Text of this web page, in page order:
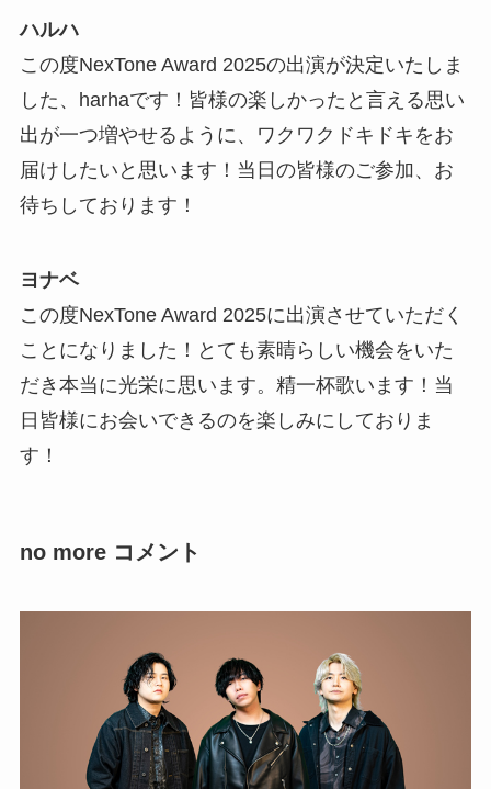
ハルハ
この度NexTone Award 2025の出演が決定いたしま
した、harhaです！皆様の楽しかったと言える思い
出が一つ増やせるように、ワクワクドキドキをお
届けしたいと思います！当日の皆様のご参加、お
待ちしております！
ヨナベ
この度NexTone Award 2025に出演させていただく
ことになりました！とても素晴らしい機会をいた
だき本当に光栄に思います。精一杯歌います！当
日皆様にお会いできるのを楽しみにしておりま
す！
no more コメント